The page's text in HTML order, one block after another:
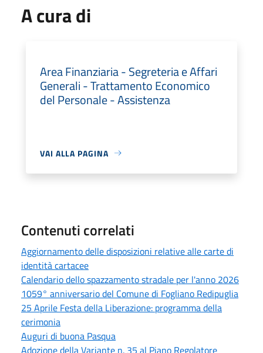
A cura di
Area Finanziaria - Segreteria e Affari
Generali - Trattamento Economico
del Personale - Assistenza
VAI ALLA PAGINA
Contenuti correlati
Aggiornamento delle disposizioni relative alle carte di
identità cartacee
Calendario dello spazzamento stradale per l'anno 2026
1059° anniversario del Comune di Fogliano Redipuglia
25 Aprile Festa della Liberazione: programma della
cerimonia
Auguri di buona Pasqua
Adozione della Variante n. 35 al Piano Regolatore